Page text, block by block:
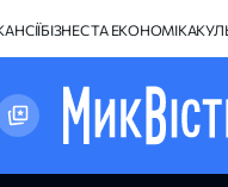
БІЗНЕС ТА ЕКОНОМІКА